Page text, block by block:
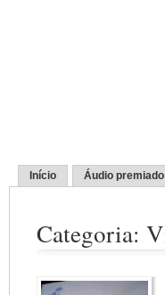
Início Áudio premiado
Categoria: